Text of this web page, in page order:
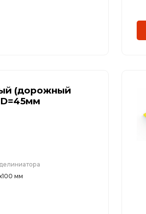
(дорожный
мм